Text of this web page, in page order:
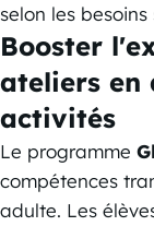
selon les
Booster
ateliers en
activités
Le programme
compétences
adulte. Les